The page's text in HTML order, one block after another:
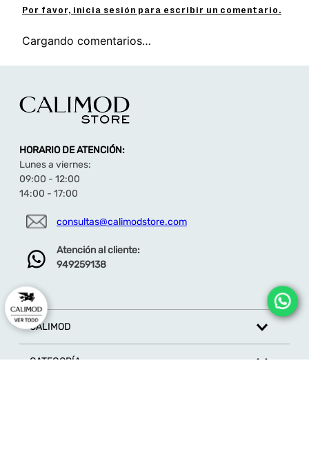
Por favor, inicia sesión para escribir un comentario.
Cargando comentarios…
HORARIO DE ATENCIÓN:
Lunes a viernes:
09:00 - 12:00
14:00 - 17:00
consultas@calimodstore.com
Atención al cliente:
949259138
CALIMOD
CATEGORÍA